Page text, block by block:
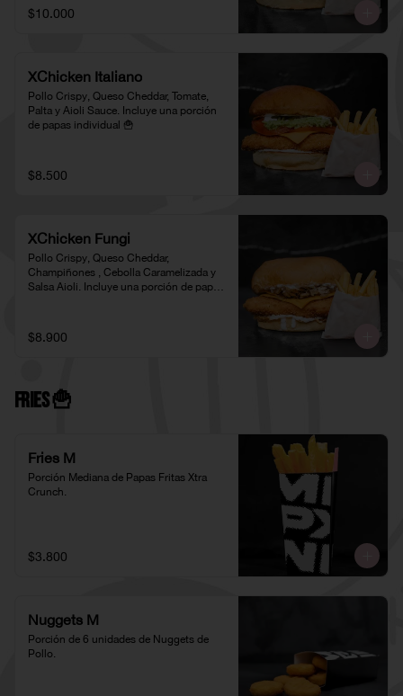
$10.000
XChicken Italiano
Pollo Crispy, Queso Cheddar, Tomate,
Palta y Aioli Sauce. Incluye una porción
de papas individual 🍟
$8.500
XChicken Fungi
Pollo Crispy, Queso Cheddar,
Champiñones , Cebolla Caramelizada y
Salsa Aioli. Incluye una porción de papas
$8.900
Fries 🍟
Fries M
Porción Mediana de Papas Fritas Xtra
Crunch.
$3.800
Nuggets M
Porción de 6 unidades de Nuggets de
Pollo.